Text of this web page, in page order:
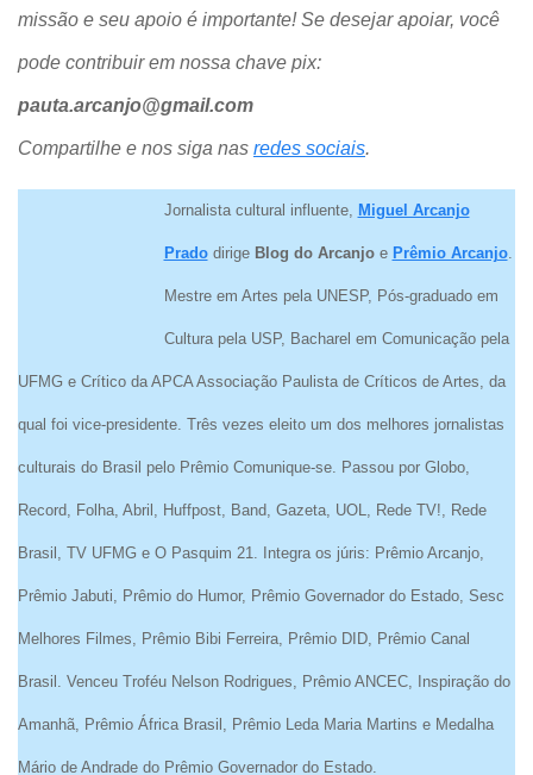
missão e seu apoio é importante! Se desejar apoiar, você
pode contribuir em nossa chave pix:
pauta.arcanjo@gmail.com
Compartilhe e nos siga nas redes sociais.
Jornalista cultural influente, Miguel Arcanjo
Pradodirige Blog do Arcanjoe Prêmio Arcanjo.
Mestre em Artes pela UNESP, Pós-graduado em
Cultura pela USP, Bacharel em Comunicação pela
UFMG e Crítico da APCA Associação Paulista de Críticos de Artes, da
qual foi vice-presidente. Três vezes eleito um dos melhores jornalistas
culturais do Brasil pelo Prêmio Comunique-se. Passou por Globo,
Record, Folha, Abril, Huffpost, Band, Gazeta, UOL, Rede TV!, Rede
Brasil, TV UFMG e O Pasquim 21. Integra os júris: Prêmio Arcanjo,
Prêmio Jabuti, Prêmio do Humor, Prêmio Governador do Estado, Sesc
Melhores Filmes, Prêmio Bibi Ferreira, Prêmio DID, Prêmio Canal
Brasil. Venceu Troféu Nelson Rodrigues, Prêmio ANCEC, Inspiração do
Amanhã, Prêmio África Brasil, Prêmio Leda Maria Martins e Medalha
Mário de Andrade do Prêmio Governador do Estado.